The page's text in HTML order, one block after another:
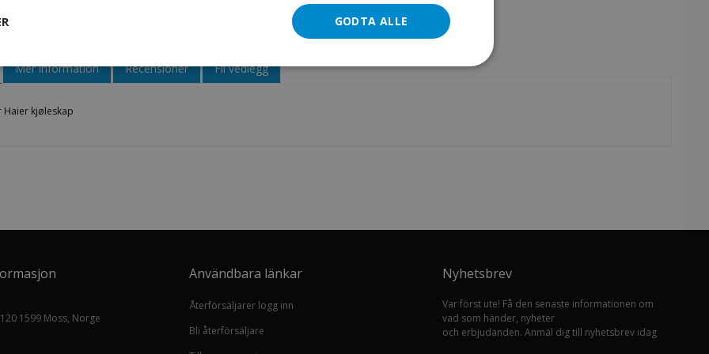
Haier kjøleskap
Mer information Recensioner Fil vedlegg
1599 Moss, Norge
Användbara länkar
Återförsäljarer logg inn
Bli återförsäljare
Nyhetsbrev
Var först ute! Få den senaste informationen om
vad som händer, nyheter
och erbjudanden. Anmäl dig till nyhetsbrev idag
GODTA ALLE